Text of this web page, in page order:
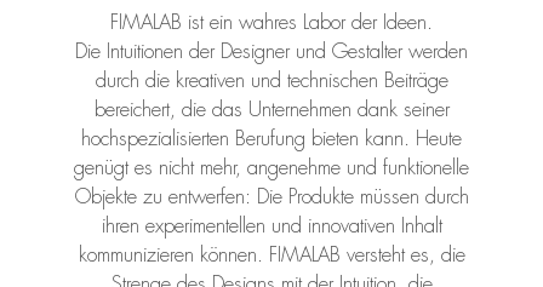
FIMALAB ist ein wahres Labor der Ideen.
Die Intuitionen der Designer und Gestalter werden
durch die kreativen und technischen Beiträge
bereichert, die das Unternehmen dank seiner
hochspezialisierten Berufung bieten kann. Heute
genügt es nicht mehr, angenehme und funktionelle
Objekte zu entwerfen: Die Produkte müssen durch
ihren experimentellen und innovativen Inhalt
kommunizieren können. FIMALAB versteht es, die